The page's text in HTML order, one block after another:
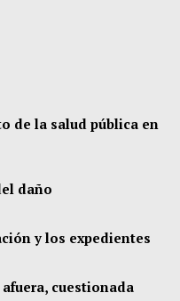
de la salud pública en
daño
y los expedientes
cuestionada